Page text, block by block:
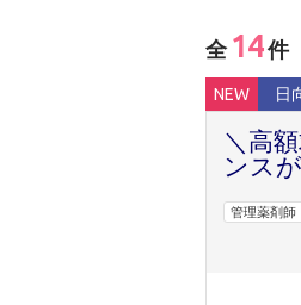
全 14件
NEW 日
＼高
ンス
管理薬剤師